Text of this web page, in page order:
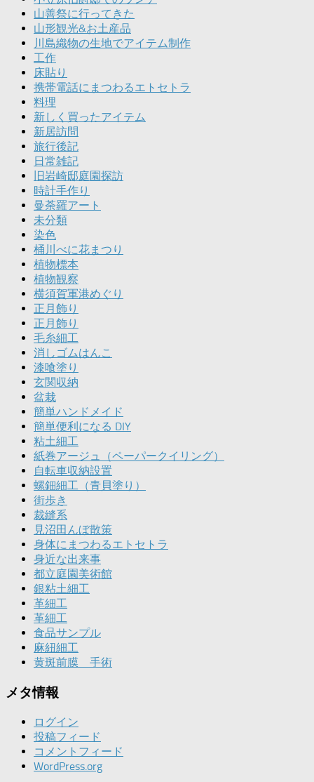
山善祭に行ってきた
山形観光&お土産品
川島織物の生地でアイテム制作
工作
床貼り
携帯電話にまつわるエトセトラ
料理
新しく買ったアイテム
新居訪問
旅行後記
日常雑記
旧岩崎邸庭園探訪
時計手作り
曼荼羅アート
未分類
染色
桶川べに花まつり
植物標本
植物観察
横須賀軍港めぐり
正月飾り
正月飾り
毛糸細工
消しゴムはんこ
漆喰塗り
玄関収納
盆栽
簡単ハンドメイド
簡単便利になる DIY
粘土細工
紙巻アージュ（ペーパークイリング）
自転車収納設置
螺鈿細工（青貝塗り）
街歩き
裁縫系
見沼田んぼ散策
身体にまつわるエトセトラ
身近な出来事
都立庭園美術館
銀粘土細工
革細工
革細工
食品サンプル
麻紐細工
黄斑前膜 手術
メタ情報
ログイン
投稿フィード
コメントフィード
WordPress.org